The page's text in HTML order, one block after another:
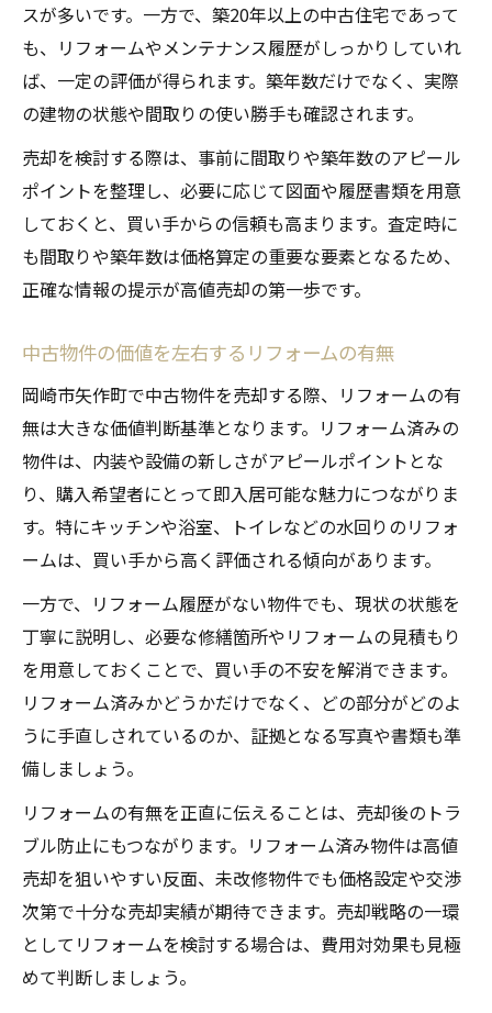
スが多いです。一方で、築20年以上の中古住宅であって
も、リフォームやメンテナンス履歴がしっかりしていれ
ば、一定の評価が得られます。築年数だけでなく、実際
の建物の状態や間取りの使い勝手も確認されます。
売却を検討する際は、事前に間取りや築年数のアピール
ポイントを整理し、必要に応じて図面や履歴書類を用意
しておくと、買い手からの信頼も高まります。査定時に
も間取りや築年数は価格算定の重要な要素となるため、
正確な情報の提示が高値売却の第一歩です。
中古物件の価値を左右するリフォームの有無
岡崎市矢作町で中古物件を売却する際、リフォームの有
無は大きな価値判断基準となります。リフォーム済みの
物件は、内装や設備の新しさがアピールポイントとな
り、購入希望者にとって即入居可能な魅力につながりま
す。特にキッチンや浴室、トイレなどの水回りのリフォ
ームは、買い手から高く評価される傾向があります。
一方で、リフォーム履歴がない物件でも、現状の状態を
丁寧に説明し、必要な修繕箇所やリフォームの見積もり
を用意しておくことで、買い手の不安を解消できます。
リフォーム済みかどうかだけでなく、どの部分がどのよ
うに手直しされているのか、証拠となる写真や書類も準
備しましょう。
リフォームの有無を正直に伝えることは、売却後のトラ
ブル防止にもつながります。リフォーム済み物件は高値
売却を狙いやすい反面、未改修物件でも価格設定や交渉
次第で十分な売却実績が期待できます。売却戦略の一環
としてリフォームを検討する場合は、費用対効果も見極
めて判断しましょう。